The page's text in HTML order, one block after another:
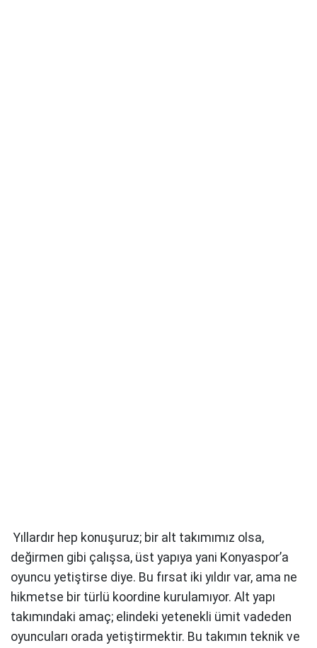
Yıllardır hep konuşuruz; bir alt takımımız olsa,
değirmen gibi çalışsa, üst yapıya yani Konyaspor’a
oyuncu yetiştirse diye. Bu fırsat iki yıldır var, ama ne
hikmetse bir türlü koordine kurulamıyor. Alt yapı
takımındaki amaç; elindeki yetenekli ümit vadeden
oyuncuları orada yetiştirmektir. Bu takımın teknik ve